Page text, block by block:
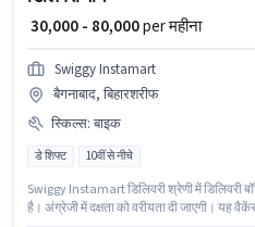
₹ 30,000 - 80,000per महीना
Swiggy Instamart
बैगनाबाद, बिहारशरीफ
स्किल्स: बाइक
डे शिफ्ट 10वीं से नीचे
Swiggy Instamart डिलिवरी श्रेणी में डिलिवरी
है। अंग्रेजी में दक्षता को वरीयता दी जाएगी। यह